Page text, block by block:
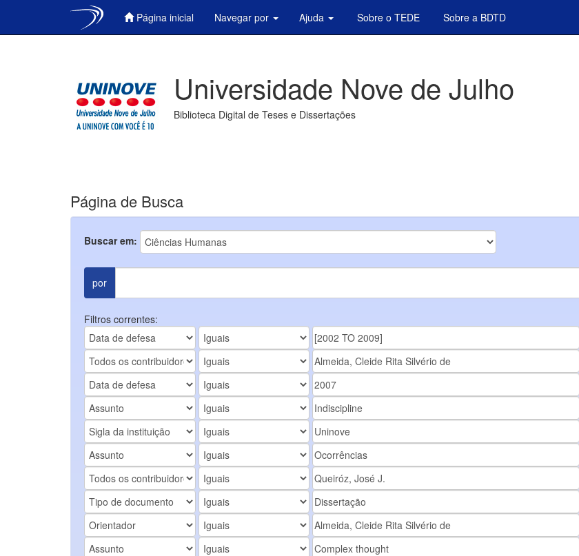
Página inicial Navegar por Ajuda Sobre o TEDE Sobre a BDTD
Universidade Nove de Julho
Biblioteca Digital de Teses e Dissertações
Página de Busca
Buscar em:
por
Filtros correntes: